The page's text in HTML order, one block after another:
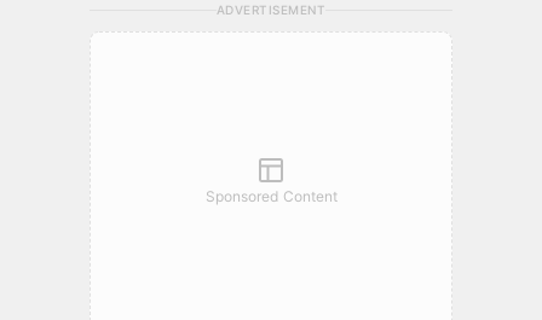
ADVERTISEMENT
Sponsored Content